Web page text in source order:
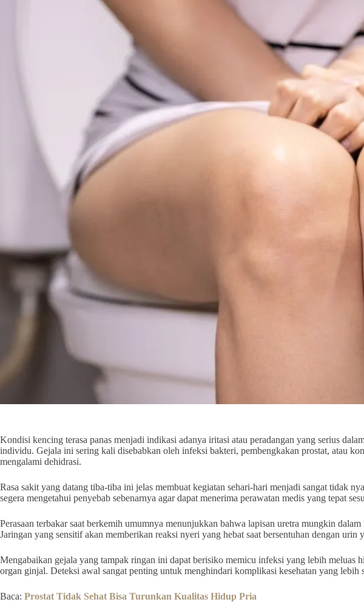
Kondisi kencing terasa panas menjadi indikasi adanya iritasi atau peradangan yang serius
individu. Gejala ini sering kali disebabkan oleh infeksi bakteri, pembengkakan prostat, atau
mengalami dehidrasi.
Rasa sakit yang datang tiba-tiba ini jelas membuat kegiatan sehari-hari menjadi sangat tidak
segera mengetahui penyebab sebenarnya agar dapat menerima perawatan medis yang tepat
Perasaan terbakar saat berkemih umumnya menunjukkan bahwa lapisan uretra mungkin dalam
Jaringan yang sensitif akan memberikan reaksi nyeri yang hebat saat bersentuhan dengan urin
Mengabaikan gejala yang tampak ringan ini dapat berisiko memicu infeksi yang lebih meluas
organ ginjal. Deteksi awal sangat penting untuk menghindari komplikasi kesehatan yang lebih
Baca: Prostat Tidak Sehat Bisa Turunkan Kualitas Hidup Pria